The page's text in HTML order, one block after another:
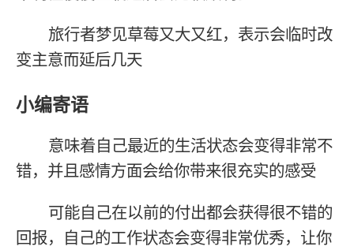
旅行者梦见草莓又大又红，表示会临时改
变主意而延后几天
小编寄语
意味着自己最近的生活状态会变得非常不
错，并且感情方面会给你带来很充实的感受
可能自己在以前的付出都会获得很不错的
回报，自己的工作状态会变得非常优秀，让你